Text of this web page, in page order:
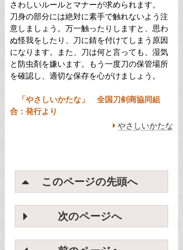
さわしいルールとマナーが求められます。
刀身の部分には絶対に素手で触れないよう注
意しましょう。万一触ったりしますと、思わ
ぬ怪我をしたり、刀に錆を付けてしまう原因
になります。また、刀は何と言っても、湿気
と防虫剤を嫌います。もう一度刀の保管場所
を確認し、適切な保存を心がけましょう。
「やさしいかたな」 全国刀剣商協同組
合：発行より
やさしいかたな
このページの先頭へ
次のページへ